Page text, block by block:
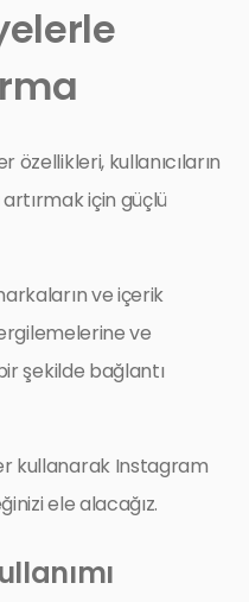
özellikleri, kullanıcıların
için güçlü
ve içerik
ve
şekilde bağlantı
kullanarak Instagram
ele alacağız.